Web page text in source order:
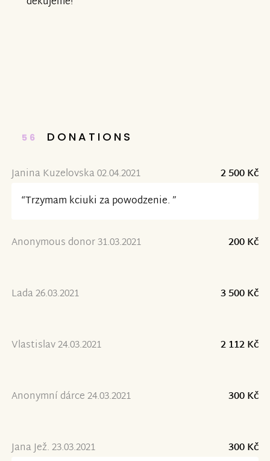
56 DONATIONS
Janina Kuzelovska 02.04.2021
2 500 Kč
“Trzymam kciuki za powodzenie. ”
Anonymous donor 31.03.2021 200 Kč
Lada 26.03.2021 3 500 Kč
Vlastislav 24.03.2021 2 112 Kč
Anonymní dárce 24.03.2021 300 Kč
Jana Jež. 23.03.2021
300 Kč